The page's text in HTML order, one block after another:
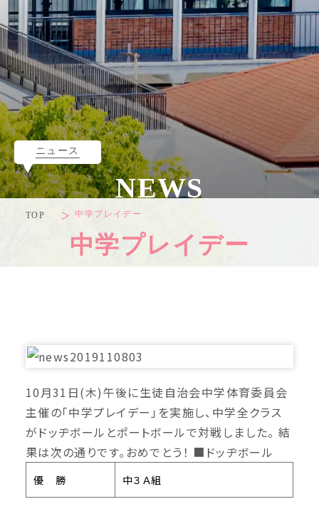
TOP 中学プレイデー
中学プレイデー
NEWS
ニュース
10月31日(木)午後に生徒自治会中学体育委員会
主催の「中学プレイデー」を実施し、中学全クラス
がドッヂボールとポートボールで対戦しました。 結
果は次の通りです。おめでとう！ ■ドッヂボール
優 勝 中３Ａ組